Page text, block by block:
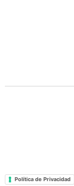
Política de Privacidad